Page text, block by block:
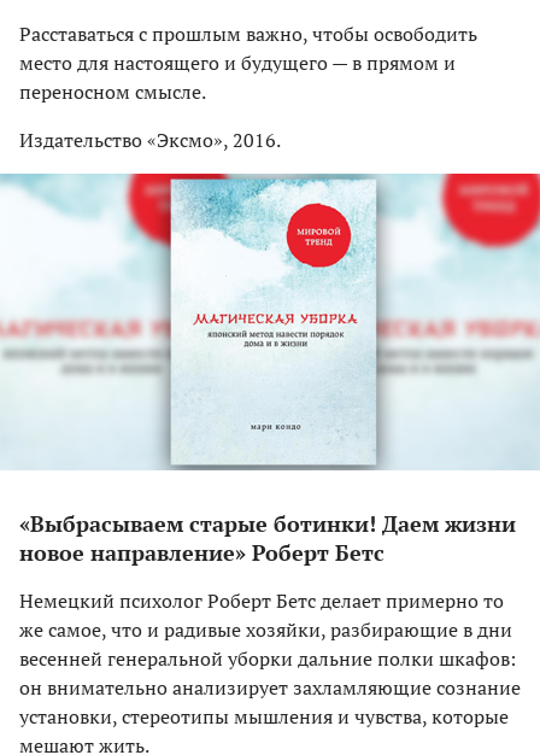
Расставаться с прошлым важно, чтобы освободить
место для настоящего и будущего — в прямом и
переносном смысле.
Издательство «Эксмо», 2016.
«Выбрасываем старые ботинки! Даем жизни
новое направление» Роберт Бетс
Немецкий психолог Роберт Бетс делает примерно то
же самое, что и радивые хозяйки, разбирающие в дни
весенней генеральной уборки дальние полки шкафов:
он внимательно анализирует захламляющие сознание
установки, стереотипы мышления и чувства, которые
мешают жить.